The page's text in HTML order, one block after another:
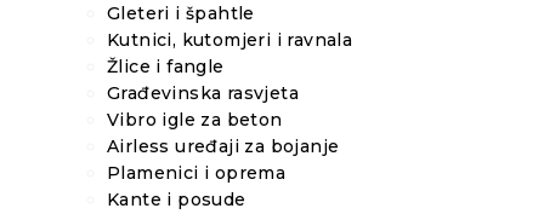
Gleteri i špahtle
Kutnici, kutomjeri i ravnala
Žlice i fangle
Građevinska rasvjeta
Vibro igle za beton
Airless uređaji za bojanje
Plamenici i oprema
Kante i posude